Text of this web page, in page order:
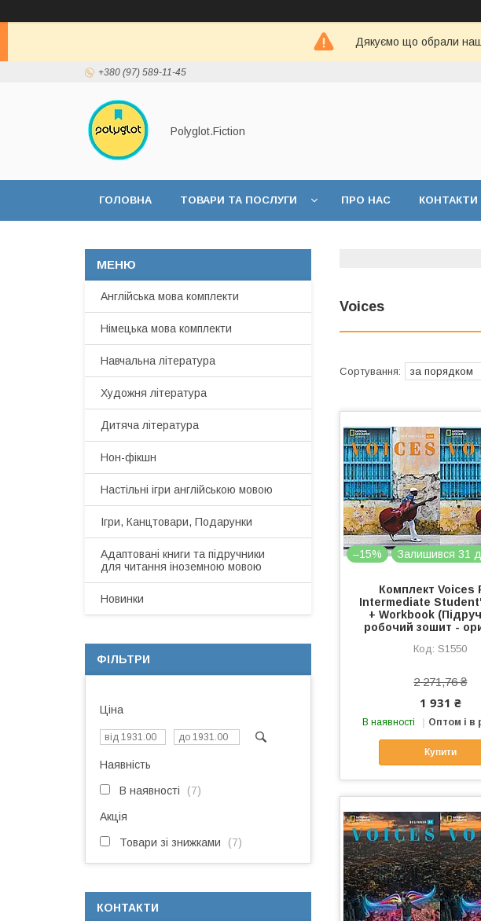
Дякуємо що обрали
+380 (97) 589-11-45
Polyglot.Fiction
ГОЛОВНА ТОВАРИ ТА ПОСЛУГИ ПРО НАС КОНТАКТИ
Voices
–15% Залишився 31
Комплект Voices
Intermediate
+ Workbook
робочий зошит -
S1550
2 271,76 ₴
1 931 ₴
В наявності Оптом і в
Купити
Англійська мова комплекти
Німецька мова комплекти
Навчальна література
Художня література
Дитяча література
Нон-фікшн
Настільні ігри англійською мовою
Ігри, Канцтовари, Подарунки
Адаптовані книги та підручники
для читання іноземною мовою
Новинки
ФІЛЬТРИ
Ціна
Наявність
В наявності 7
Акція
Товари зі знижками 7
КОНТАКТИ